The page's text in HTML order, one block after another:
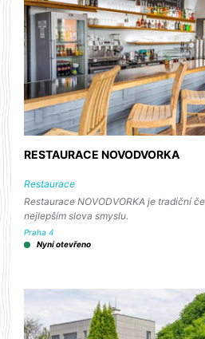
RESTAURACE NOVODVORKA
Restaurace
Restaurace NOVODVORKA je tradiční
nejlepším slova smyslu.
Praha 4
Nyní otevřeno